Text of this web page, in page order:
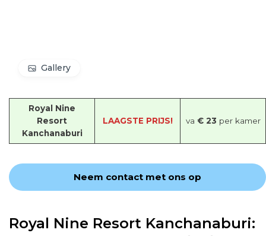
Gallery
Royal Nine
Resort
Kanchanaburi
LAAGSTE PRIJS! va € 23 per kamer
Neem contact met ons op
Royal Nine Resort Kanchanaburi: